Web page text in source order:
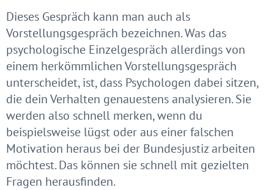
Dieses Gespräch kann man auch als
Vorstellungsgespräch bezeichnen. Was das
psychologische Einzelgespräch allerdings von
einem herkömmlichen Vorstellungsgespräch
unterscheidet, ist, dass Psychologen dabei sitzen,
die dein Verhalten genauestens analysieren. Sie
werden also schnell merken, wenn du
beispielsweise lügst oder aus einer falschen
Motivation heraus bei der Bundesjustiz arbeiten
möchtest. Das können sie schnell mit gezielten
Fragen herausfinden.